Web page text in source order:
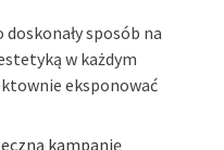
sposób na
w każdym
eksponować
kampanię